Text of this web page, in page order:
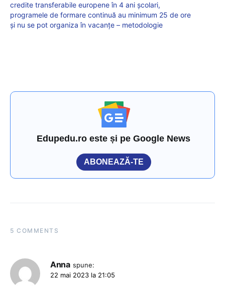
credite transferabile europene în 4 ani școlari,
programele de formare continuă au minimum 25 de ore
și nu se pot organiza în vacanțe – metodologie
Edupedu.ro este și pe Google News
ABONEAZĂ-TE
5 COMMENTS
Anna spune:
22 mai 2023 la 21:05